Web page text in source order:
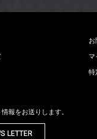
お
マ
特
報をお送りします。
LETTER